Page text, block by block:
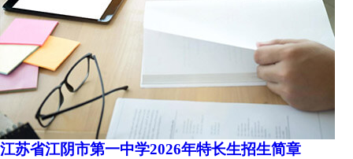
江苏省江阴市第一中学2026年特长生招生简章